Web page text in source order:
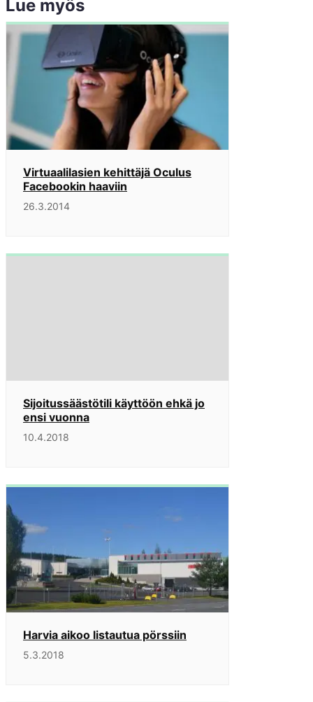
Lue myös
Virtuaalilasien kehittäjä Oculus
Facebookin haaviin
26.3.2014
Sijoitussäästötili käyttöön ehkä jo
ensi vuonna
10.4.2018
Harvia aikoo listautua pörssiin
5.3.2018